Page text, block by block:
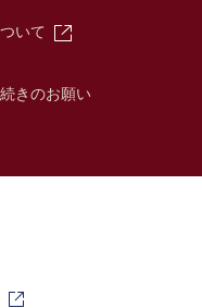
いて
きのお願い